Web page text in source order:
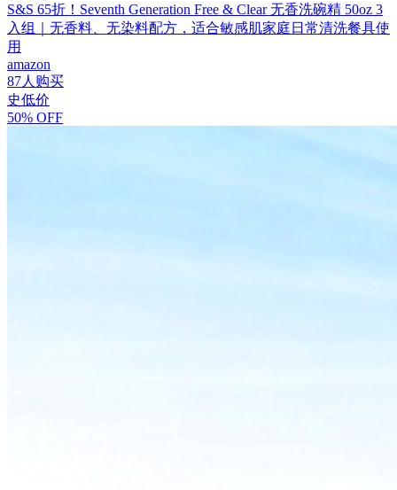
S&S 65折！Seventh Generation Free & Clear 无香洗碗精 50oz 3
入组｜无香料、无染料配方，适合敏感肌家庭日常清洗餐具使
用
amazon
87人购买
史低价
50% OFF